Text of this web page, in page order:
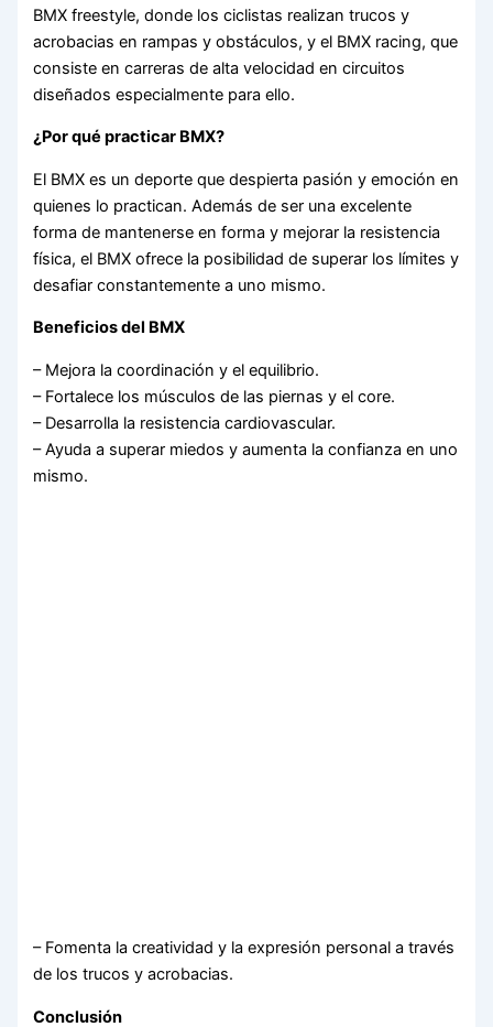
BMX freestyle, donde los ciclistas realizan trucos y
acrobacias en rampas y obstáculos, y el BMX racing, que
consiste en carreras de alta velocidad en circuitos
diseñados especialmente para ello.
¿Por qué practicar BMX?
El BMX es un deporte que despierta pasión y emoción en
quienes lo practican. Además de ser una excelente
forma de mantenerse en forma y mejorar la resistencia
física, el BMX ofrece la posibilidad de superar los límites y
desafiar constantemente a uno mismo.
Beneficios del BMX
– Mejora la coordinación y el equilibrio.
– Fortalece los músculos de las piernas y el core.
– Desarrolla la resistencia cardiovascular.
– Ayuda a superar miedos y aumenta la confianza en uno
mismo.
– Fomenta la creatividad y la expresión personal a través
de los trucos y acrobacias.
Conclusión